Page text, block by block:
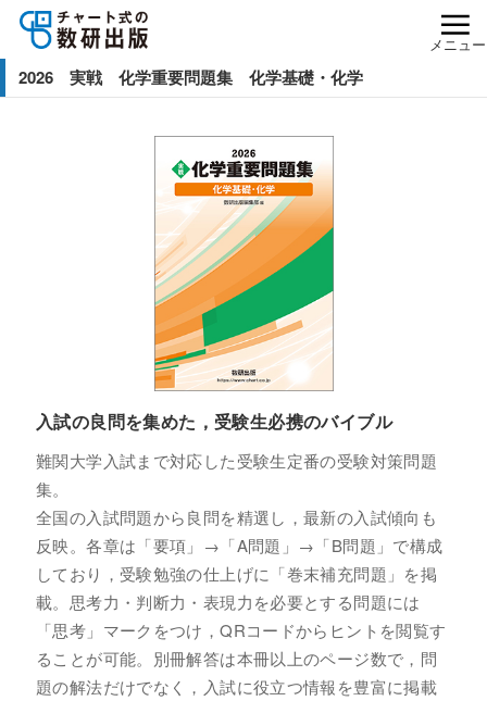
メニュー
2026 実戦 化学重要問題集 化学基礎・化学
入試の良問を集めた，受験生必携のバイブル
難関大学入試まで対応した受験生定番の受験対策問題
集。
全国の入試問題から良問を精選し，最新の入試傾向も
反映。各章は「要項」→「A問題」→「B問題」で構成
しており，受験勉強の仕上げに「巻末補充問題」を掲
載。思考力・判断力・表現力を必要とする問題には
「思考」マークをつけ，QRコードからヒントを閲覧す
ることが可能。別冊解答は本冊以上のページ数で，問
題の解法だけでなく，入試に役立つ情報を豊富に掲載